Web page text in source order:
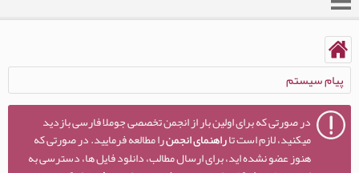
پیام سیستم
در صورتی که برای اولین بار از انجمن تخصصی جوملا فارسی بازدید
میکنید، لازم است تاراهنمای انجمنرا مطالعه فرمایید. در صورتی که
هنوز عضو نشده اید، برای ارسال مطالب، دانلود فایل ها، دسترسی به